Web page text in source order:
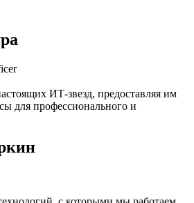
ИТ-звезд, предоставляя им
для профессионального и